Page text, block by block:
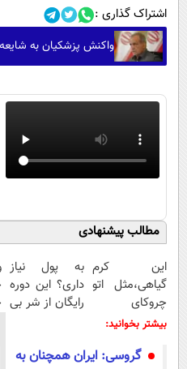
اشتراک گذاری :
واکنش پزشکیان به
مطالب پیشنهادی
این کرم
گیاهی،مثل اتو
چروکای
پوستتوصاف
به پول نیاز
داری؟ این دوره
رایگان از شر بی
بیشتر بخوانید:
گروسی: ایران همچنان به